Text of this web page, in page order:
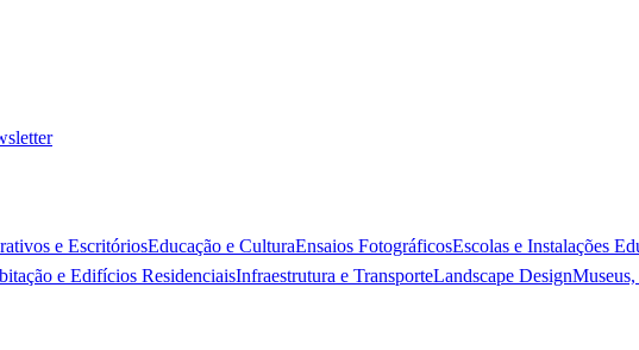
e EscritóriosEducação e CulturaEnsaios FotográficosEscolas e Instalações
e Edifícios ResidenciaisInfraestrutura e TransporteLandscape Design